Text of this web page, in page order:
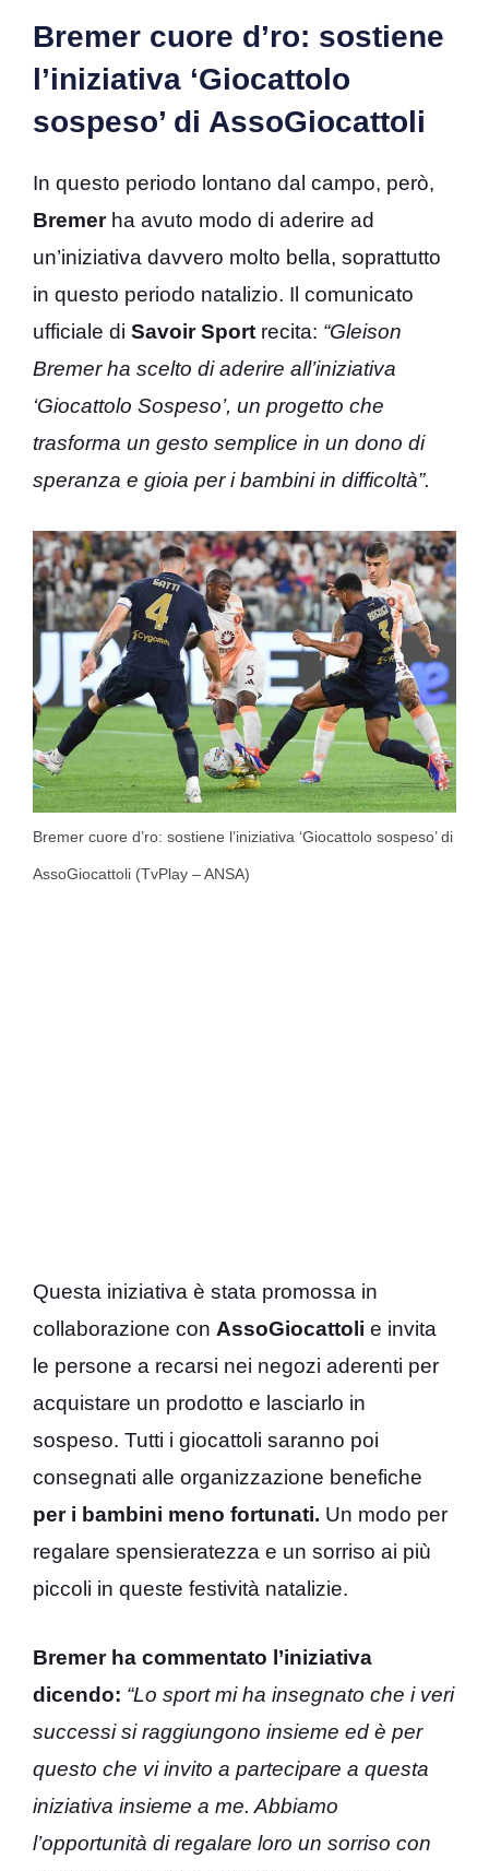
Bremer cuore d’ro: sostiene
l’iniziativa ‘Giocattolo
sospeso’ di AssoGiocattoli
In questo periodo lontano dal campo, però,
Bremerha avuto modo di aderire ad
un’iniziativa davvero molto bella, soprattutto
in questo periodo natalizio. Il comunicato
ufficiale di Savoir Sport recita: “Gleison
Bremer ha scelto di aderire all’iniziativa
‘Giocattolo Sospeso’, un progetto che
trasforma un gesto semplice in un dono di
speranza e gioia per i bambini in difficoltà”.
Bremer cuore d’ro: sostiene l’iniziativa ‘Giocattolo sospeso’ di
AssoGiocattoli (TvPlay – ANSA)
Questa iniziativa è stata promossa in
collaborazione con AssoGiocattoli e invita
le persone a recarsi nei negozi aderenti per
acquistare un prodotto e lasciarlo in
sospeso. Tutti i giocattoli saranno poi
consegnati alle organizzazione benefiche
per i bambini meno fortunati. Un modo per
regalare spensieratezza e un sorriso ai più
piccoli in queste festività natalizie.
Bremer ha commentato l’iniziativa
dicendo: “Lo sport mi ha insegnato che i veri
successi si raggiungono insieme ed è per
questo che vi invito a partecipare a questa
iniziativa insieme a me. Abbiamo
l’opportunità di regalare loro un sorriso con